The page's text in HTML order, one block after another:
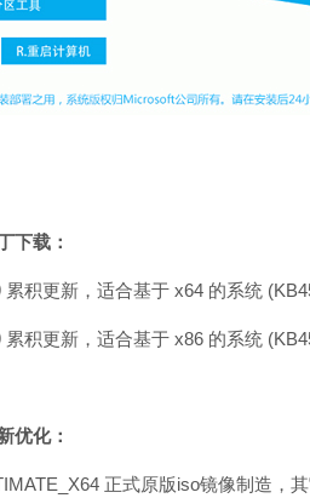
下载：
积更新，适合基于 x64 的系统
积更新，适合基于 x86 的系统
优化：
正式原版iso镜像制造，